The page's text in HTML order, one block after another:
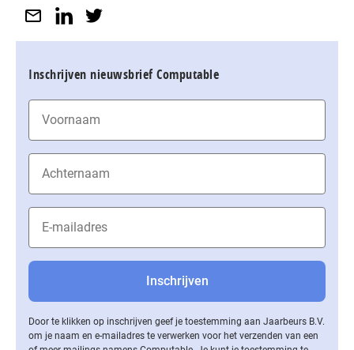
Inschrijven nieuwsbrief Computable
Door te klikken op inschrijven geef je toestemming aan Jaarbeurs B.V.
om je naam en e-mailadres te verwerken voor het verzenden van een